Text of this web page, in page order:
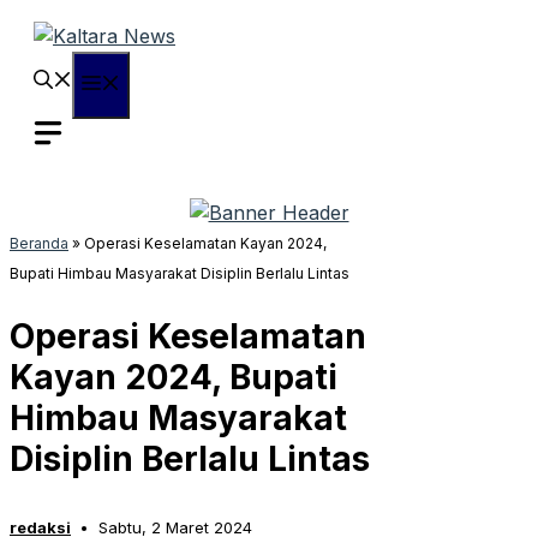
Langsung
Beranda » Operasi Keselamatan Kayan 2024,
Bupati Himbau Masyarakat Disiplin Berlalu Lintas
Operasi Keselamatan
Kayan 2024, Bupati
Himbau Masyarakat
Disiplin Berlalu Lintas
redaksi Sabtu, 2 Maret 2024